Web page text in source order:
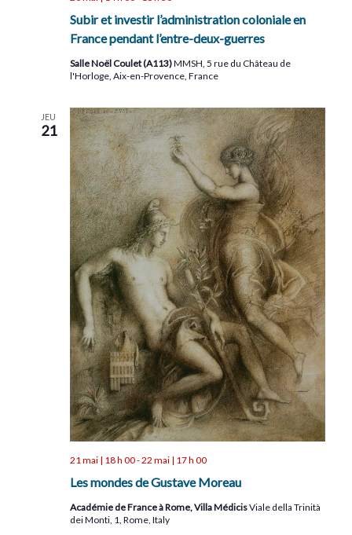
Subir et investir l’administration coloniale en
France pendant l’entre-deux-guerres
Salle Noël Coulet (A113)MMSH, 5 rue du Château de
l'Horloge, Aix-en-Provence, France
JEU
21
Les mondes de Gustave Moreau
21 mai | 18 h 00-22 mai | 17 h 00
Académie de France à Rome, Villa MédicisViale della Trinità
dei Monti, 1, Rome, Italy